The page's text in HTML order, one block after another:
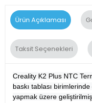
Ürün Açıklaması
Taksit Seçenekleri
Creality K2 Plus NTC
baskı tablası
yapmak üzere